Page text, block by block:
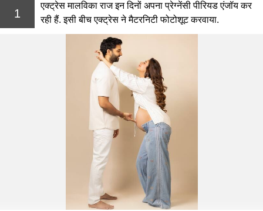
1
एक्ट्रेस मालविका राज इन दिनों अपना प्रेग्नेंसी पीरियड एंजॉय कर
रही हैं. इसी बीच एक्ट्रेस ने मैटरनिटी फोटोशूट करवाया.